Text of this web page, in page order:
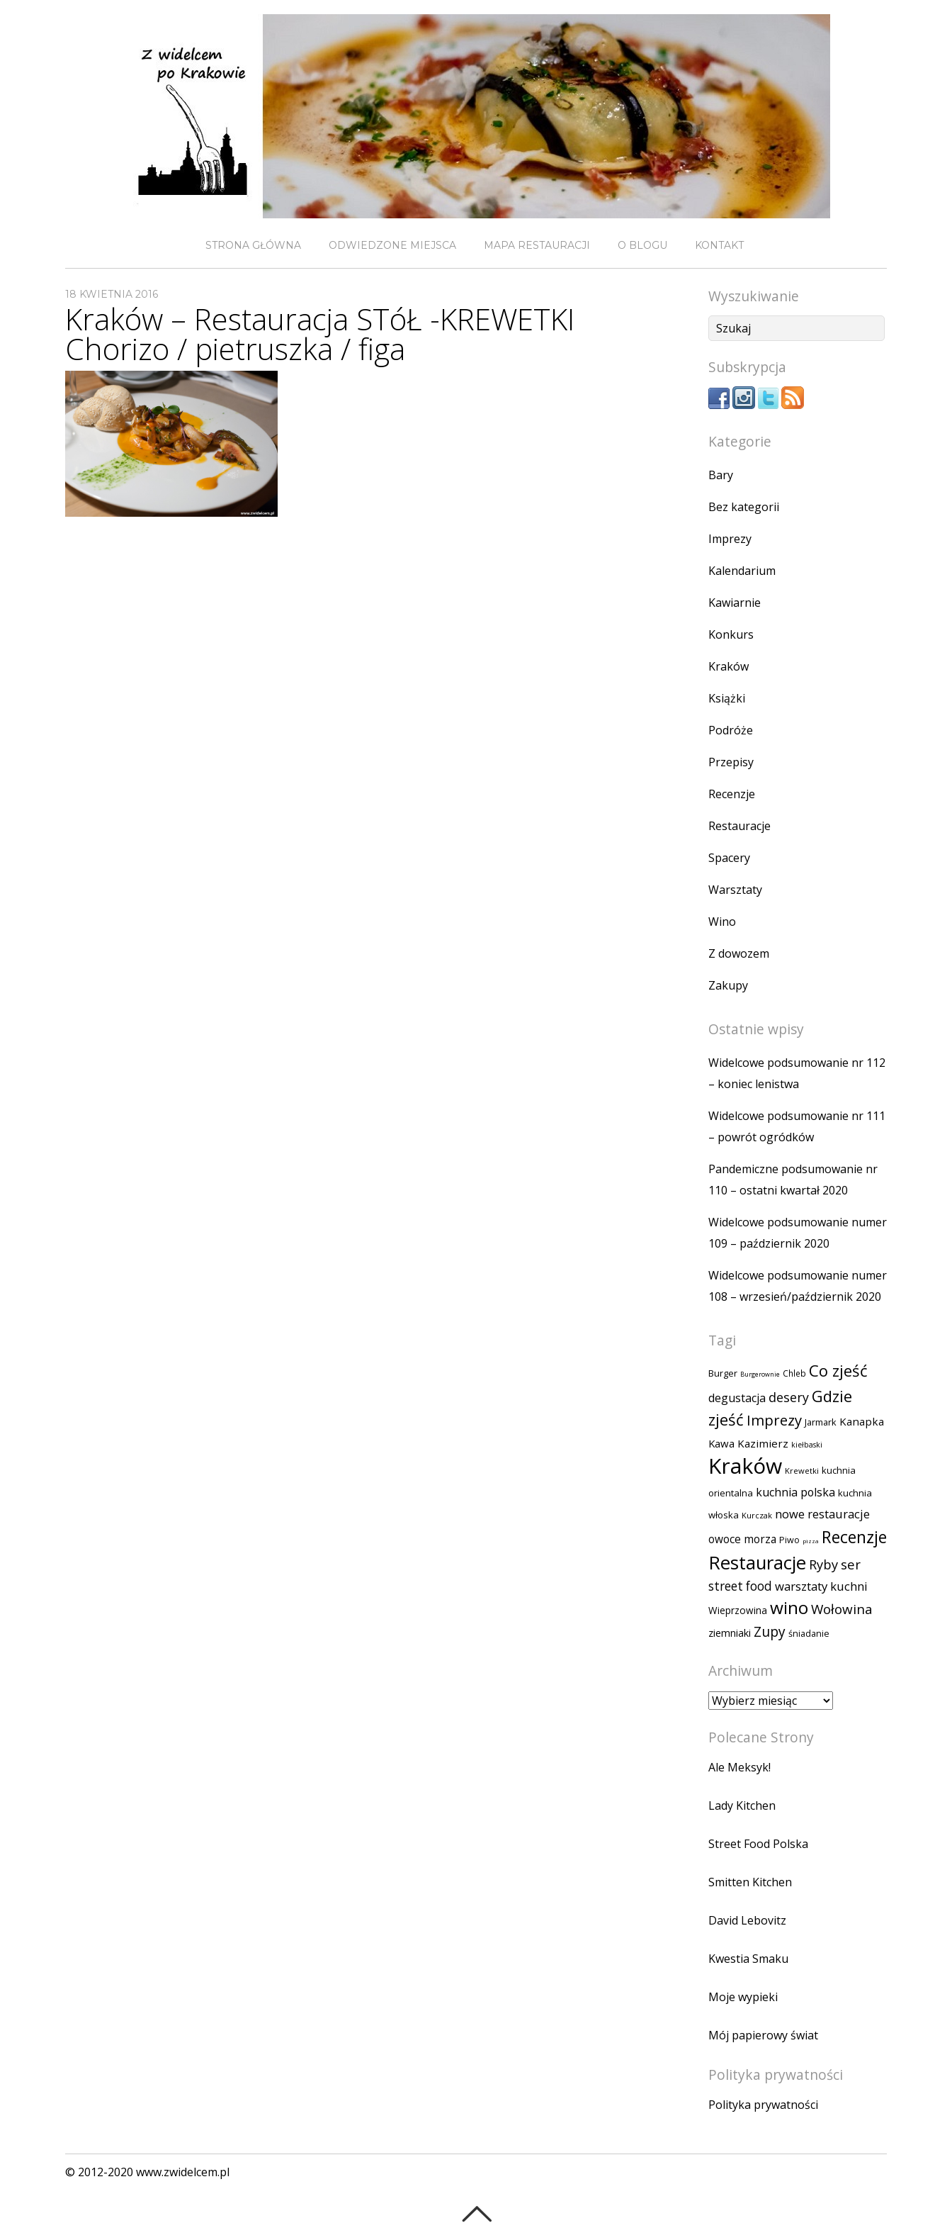
STRONA GŁÓWNA ODWIEDZONE MIEJSCA MAPA RESTAURACJI O BLOGU KONTAKT
18 KWIETNIA 2016
Kraków – Restauracja STóŁ -KREWETKI
Chorizo / pietruszka / figa
Wyszukiwanie
Subskrypcja
Kategorie
Bary
Bez kategorii
Imprezy
Kalendarium
Kawiarnie
Konkurs
Kraków
Książki
Podróże
Przepisy
Recenzje
Restauracje
Spacery
Warsztaty
Wino
Z dowozem
Zakupy
Ostatnie wpisy
Widelcowe podsumowanie nr 112
– koniec lenistwa
Widelcowe podsumowanie nr 111
– powrót ogródków
Pandemiczne podsumowanie nr
110 – ostatni kwartał 2020
Widelcowe podsumowanie numer
109 – październik 2020
Widelcowe podsumowanie numer
108 – wrzesień/październik 2020
Tagi
Burger Burgerownie Chleb Co zjeść
degustacja desery Gdzie
zjeść Imprezy Jarmark Kanapka
Kawa Kazimierz kiełbaski
Kraków Krewetki kuchnia
orientalna kuchnia polska kuchnia
włoska Kurczak nowe restauracje
owoce morza Piwo pizza Recenzje
Restauracje Ryby ser
street food warsztaty kuchni
Wieprzowina winoWołowina
ziemniaki Zupy śniadanie
Archiwum
Archiwum
Polecane Strony
Ale Meksyk!
Lady Kitchen
Street Food Polska
Smitten Kitchen
David Lebovitz
Kwestia Smaku
Moje wypieki
Mój papierowy świat
Polityka prywatności
Polityka prywatności
© 2012-2020 www.zwidelcem.pl